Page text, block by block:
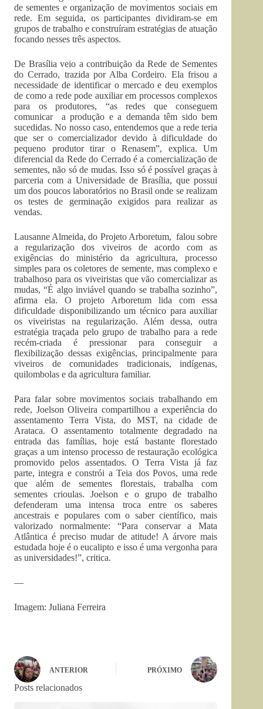
de sementes e organização de movimentos sociais em
rede. Em seguida, os participantes dividiram-se em
grupos de trabalho e construíram estratégias de atuação
focando nesses três aspectos.
De Brasília veio a contribuição da Rede de Sementes
do Cerrado, trazida por Alba Cordeiro. Ela frisou a
necessidade de identificar o mercado e deu exemplos
de como a rede pode auxiliar em processos complexos
para os produtores, “as redes que conseguem
comunicar a produção e a demanda têm sido bem
sucedidas. No nosso caso, entendemos que a rede teria
que ser o comercializador devido à dificuldade do
pequeno produtor tirar o Renasem”, explica. Um
diferencial da Rede do Cerrado é a comercialização de
sementes, não só de mudas. Isso só é possível graças à
parceria com a Universidade de Brasília, que possui
um dos poucos laboratórios no Brasil onde se realizam
os testes de germinação exigidos para realizar as
vendas.
Lausanne Almeida, do Projeto Arboretum, falou sobre
a regularização dos viveiros de acordo com as
exigências do ministério da agricultura, processo
simples para os coletores de semente, mas complexo e
trabalhoso para os viveiristas que vão comercializar as
mudas, “É algo inviável quando se trabalha sozinho”,
afirma ela. O projeto Arboretum lida com essa
dificuldade disponibilizando um técnico para auxiliar
os viveiristas na regularização. Além dessa, outra
estratégia traçada pelo grupo de trabalho para a rede
recém-criada é pressionar para conseguir a
flexibilização dessas exigências, principalmente para
viveiros de comunidades tradicionais, indígenas,
quilombolas e da agricultura familiar.
Para falar sobre movimentos sociais trabalhando em
rede, Joelson Oliveira compartilhou a experiência do
assentamento Terra Vista, do MST, na cidade de
Arataca. O assentamento totalmente degradado na
entrada das famílias, hoje está bastante florestado
graças a um intenso processo de restauração ecológica
promovido pelos assentados. O Terra Vista já faz
parte, integra e constrói a Teia dos Povos, uma rede
que além de sementes florestais, trabalha com
sementes crioulas. Joelson e o grupo de trabalho
defenderam uma intensa troca entre os saberes
ancestrais e populares com o saber científico, mais
valorizado normalmente: “Para conservar a Mata
Atlântica é preciso mudar de atitude! A árvore mais
estudada hoje é o eucalipto e isso é uma vergonha para
as universidades!”, critica.
—
Imagem: Juliana Ferreira
ANTERIOR PRÓXIMO
Posts relacionados